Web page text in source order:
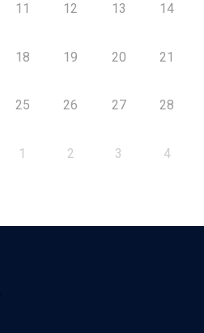
11 12 13 14
18 19 20 21
25 26 27 28
1 2 3 4